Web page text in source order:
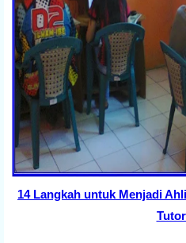
14 Langkah untuk Menjadi